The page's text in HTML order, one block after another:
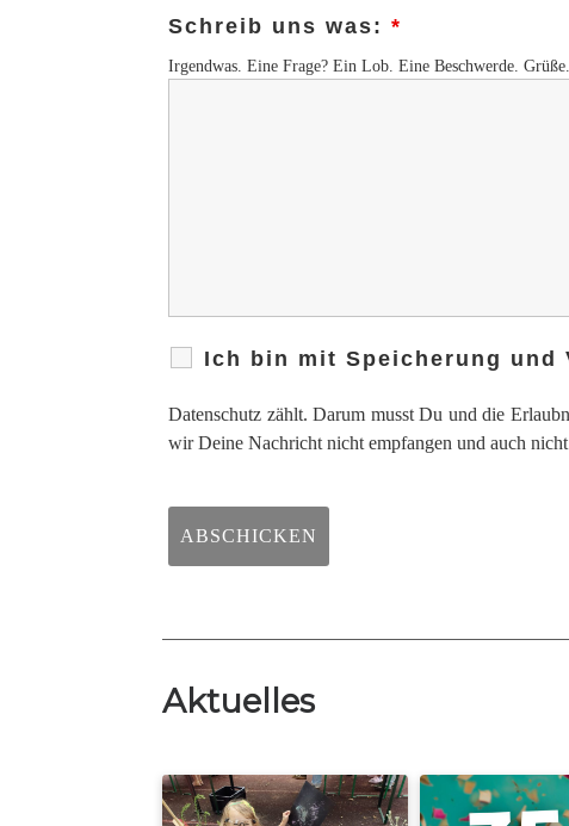
Schreib uns was: *
Irgendwas. Eine Frage? Ein Lob. Eine Beschwerde.
Ich bin mit Speicherung und
Datenschutz zählt. Darum musst Du und die
wir Deine Nachricht nicht empfangen und auch
Aktuelles